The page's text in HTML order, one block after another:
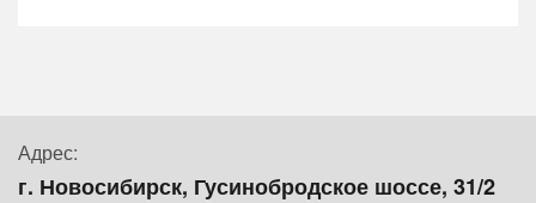
Адрес:
г. Новосибирск, Гусинобродское шоссе, 31/2